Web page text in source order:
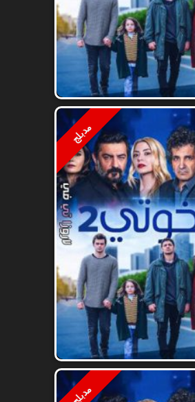
مدبلج
مدبلج